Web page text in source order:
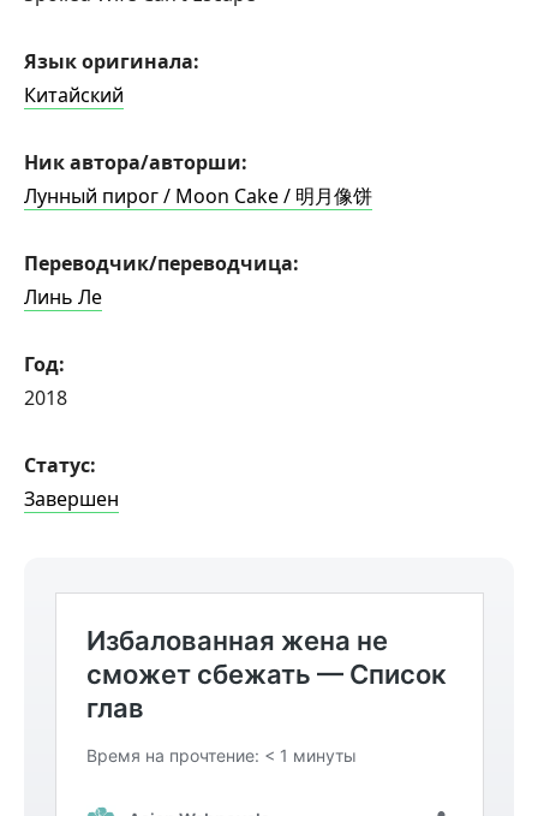
Язык оригинала:
Китайский
Ник автора/авторши:
Лунный пирог / Moon Cake / 明月像饼
Переводчик/переводчица:
Линь Ле
Год:
2018
Статус:
Завершен